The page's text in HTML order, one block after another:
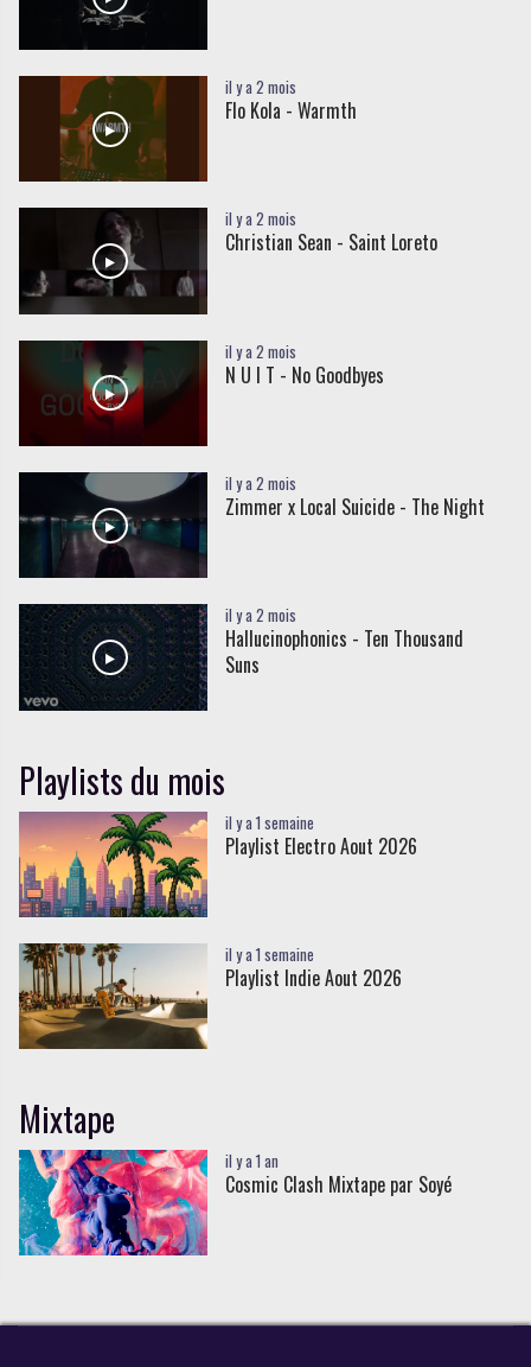
il y a 2 mois
Flo Kola - Warmth
il y a 2 mois
Christian Sean - Saint Loreto
il y a 2 mois
N U I T - No Goodbyes
il y a 2 mois
Zimmer x Local Suicide - The Night
il y a 2 mois
Hallucinophonics - Ten Thousand
Suns
Playlists du mois
il y a 1 semaine
Playlist Electro Aout 2026
il y a 1 semaine
Playlist Indie Aout 2026
Mixtape
il y a 1 an
Cosmic Clash Mixtape par Soyé